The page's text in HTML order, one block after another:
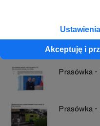
Akceptuję i
Zobacz również
Prasówka
Prasówka